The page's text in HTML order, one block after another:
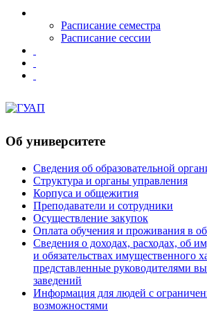
Расписание семестра
Расписание сессии
Об университете
Сведения об образовательной
Структура и органы управления
Корпуса и общежития
Преподаватели и сотрудники
Осуществление закупок
Оплата обучения и проживания в
Сведения о доходах, расходах, об
и обязательствах имущественного
представленные руководителями
заведений
Информация для людей с
возможностями